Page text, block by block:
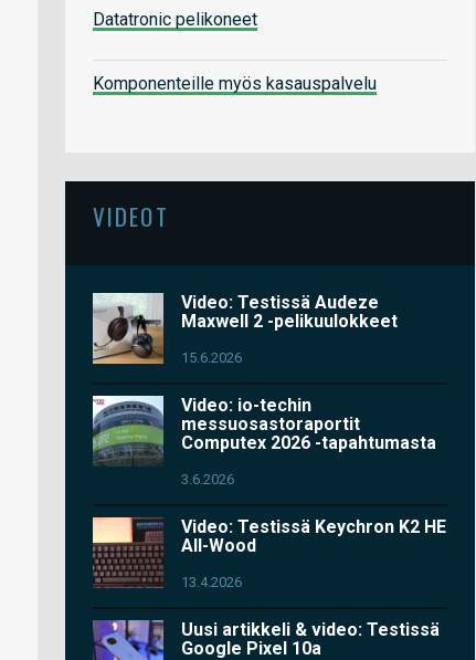
Datatronic pelikoneet
Komponenteille myös kasauspalvelu
VIDEOT
Video: Testissä Audeze
Maxwell 2 -pelikuulokkeet
15.6.2026
Video: io-techin
messuosastoraportit
Computex 2026 -tapahtumasta
3.6.2026
Video: Testissä Keychron K2 HE
All-Wood
13.4.2026
Uusi artikkeli & video: Testissä
Google Pixel 10a